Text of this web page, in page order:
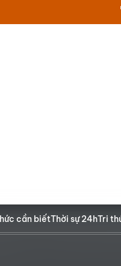
cần biếtThời sự 24hTri